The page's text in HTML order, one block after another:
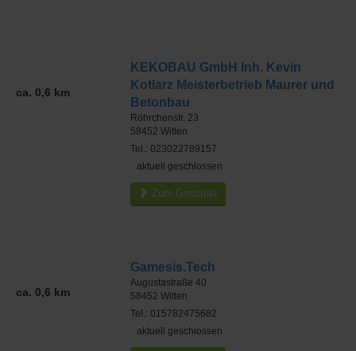
ca. 0,6 km
KEKOBAU GmbH Inh. Kevin
Kotlarz Meisterbetrieb Maurer und
Betonbau
Röhrchenstr. 23
58452 Witten
Tel.: 023022789157
aktuell geschlossen
Zum Geschäft
ca. 0,6 km
Gamesis.Tech
Augustastraße 40
58452 Witten
Tel.: 015782475682
aktuell geschlossen